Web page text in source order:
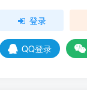
登录
QQ登录